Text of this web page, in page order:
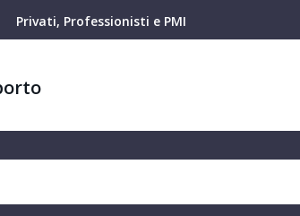
Privati, Professionisti e PMI